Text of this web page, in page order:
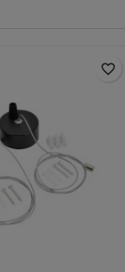
favorite_border